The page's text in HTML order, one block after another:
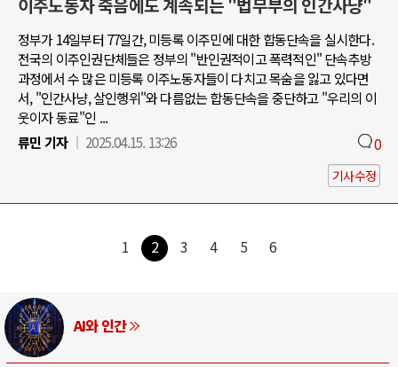
이주노동자 죽음에도 계속되는 "법무부의 인간사냥"
정부가 14일부터 77일간, 미등록 이주민에 대한 합동단속을 실시한다.
전국의 이주인권단체들은 정부의 "반인권적이고 폭력적인" 단속추방
과정에서 수 많은 미등록 이주노동자들이 다치고 목숨을 잃고 있다면
서, "인간사냥, 살인행위"와 다름없는 합동단속을 중단하고 "우리의 이
웃이자 동료"인 ...
류민 기자
2025.04.15. 13:26 0
기사수정
1 2 3 4 5 6
AI와 인간